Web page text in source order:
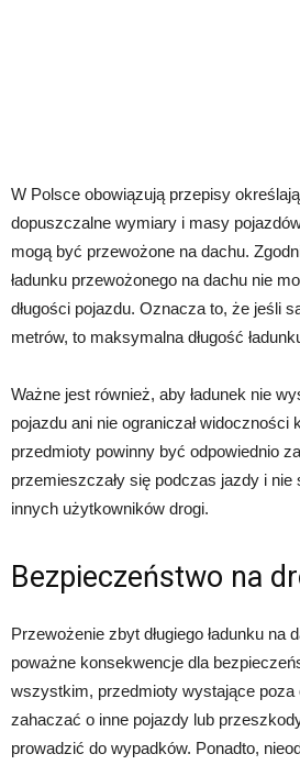
W Polsce obowiązują przepisy
dopuszczalne wymiary i masy
mogą być przewożone na dachu.
ładunku przewożonego na dachu nie
długości pojazdu. Oznacza to, że jeśli
metrów, to maksymalna długość
Ważne jest również, aby ładunek nie
pojazdu ani nie ograniczał widoczności
przedmioty powinny być odpowiednio
przemieszczały się podczas jazdy i nie
innych użytkowników drogi.
Bezpieczeństwo na
Przewożenie zbyt długiego ładunku na
poważne konsekwencje dla
wszystkim, przedmioty wystające poza
zahaczać o inne pojazdy lub
prowadzić do wypadków. Ponadto,